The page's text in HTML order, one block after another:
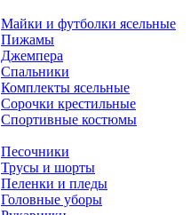
Майки и футболки ясельные
Пижамы
Джемпера
Спальники
Комплекты ясельные
Сорочки крестильные
Спортивные костюмы
Песочники
Трусы и шорты
Пеленки и пледы
Головные уборы